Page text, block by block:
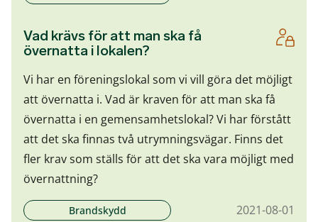
Vad krävs för att man ska få
övernatta i lokalen?
Vi har en föreningslokal som vi vill göra det möjligt
att övernatta i. Vad är kraven för att man ska få
övernatta i en gemensamhetslokal? Vi har förstått
att det ska finnas två utrymningsvägar. Finns det
fler krav som ställs för att det ska vara möjligt med
övernattning?
Brandskydd 2021-08-01